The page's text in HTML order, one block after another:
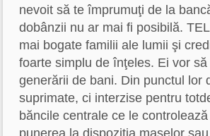
nevoit să te împrumuţi de la
dobânzii nu ar mai fi posibilă.
mai bogate familii ale lumii şi
foarte simplu de înţeles. Ei vor
generării de bani. Din punctul lor
suprimate, ci interzise pentru
băncile centrale ce le
punerea la dispoziţia maselor